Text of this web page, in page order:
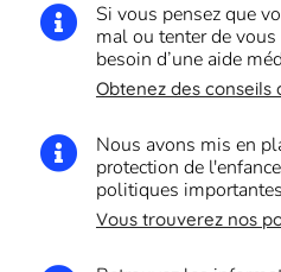

Si vous pensez que
mal ou tenter de
besoin d’une aide
Obtenez des conseils

Nous avons mis en
protection de
politiques
Vous trouverez nos